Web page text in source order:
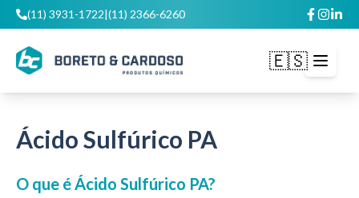
(11) 3931-1722|(11) 2366-6260
🇪🇸 Abrir
Ácido Sulfúrico PA
O que éÁcido Sulfúrico PA?